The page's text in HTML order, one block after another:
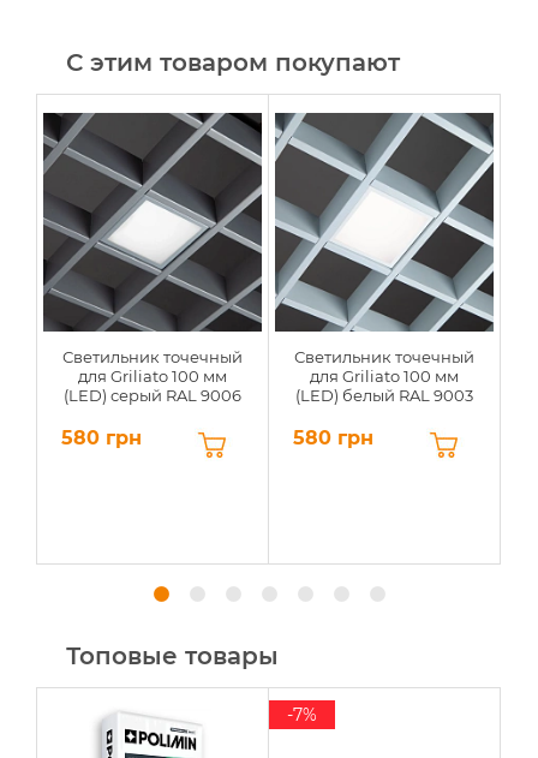
С этим товаром покупают
Светильник точечный
для Griliato 100 мм
(LED) серый RAL 9006
580 грн
Светильник точечный
для Griliato 100 мм
(LED) белый RAL 9003
580 грн
Топовые товары
-7%